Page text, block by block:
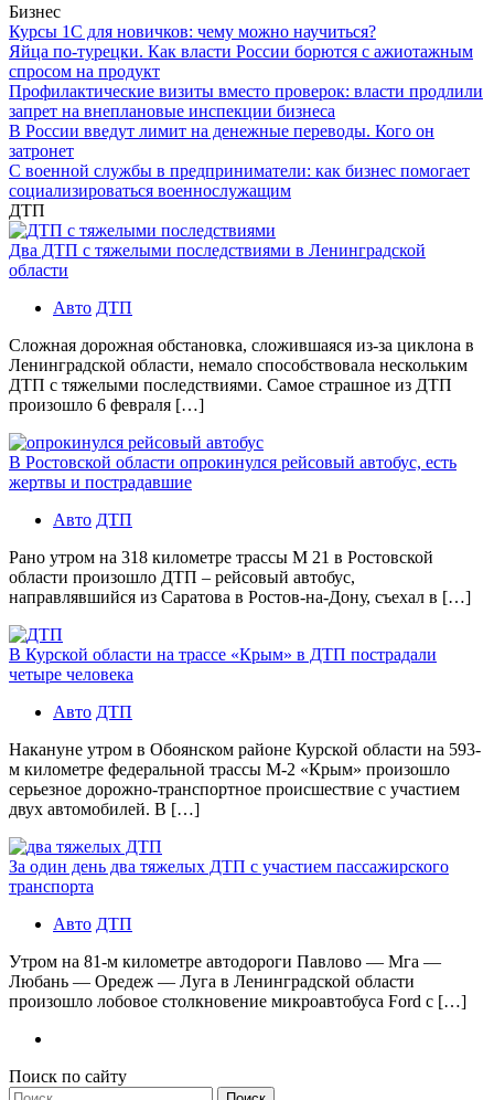
Бизнес
Курсы 1С для новичков: чему можно научиться?
Яйца по-турецки. Как власти России борются с ажиотажным
спросом на продукт
Профилактические визиты вместо проверок: власти продлили
запрет на внеплановые инспекции бизнеса
В России введут лимит на денежные переводы. Кого он
затронет
С военной службы в предприниматели: как бизнес помогает
социализироваться военнослужащим
ДТП
Два ДТП с тяжелыми последствиями в Ленинградской
области
Авто ДТП
Сложная дорожная обстановка, сложившаяся из-за циклона в
Ленинградской области, немало способствовала нескольким
ДТП с тяжелыми последствиями. Самое страшное из ДТП
произошло 6 февраля […]
В Ростовской области опрокинулся рейсовый автобус, есть
жертвы и пострадавшие
Авто ДТП
Рано утром на 318 километре трассы М 21 в Ростовской
области произошло ДТП – рейсовый автобус,
направлявшийся из Саратова в Ростов-на-Дону, съехал в […]
В Курской области на трассе «Крым» в ДТП пострадали
четыре человека
Авто ДТП
Накануне утром в Обоянском районе Курской области на 593-
м километре федеральной трассы М-2 «Крым» произошло
серьезное дорожно-транспортное происшествие с участием
двух автомобилей. В […]
За один день два тяжелых ДТП с участием пассажирского
транспорта
Авто ДТП
Утром на 81-м километре автодороги Павлово — Мга —
Любань — Оредеж — Луга в Ленинградской области
произошло лобовое столкновение микроавтобуса Ford с […]
Поиск по сайту
Найти: